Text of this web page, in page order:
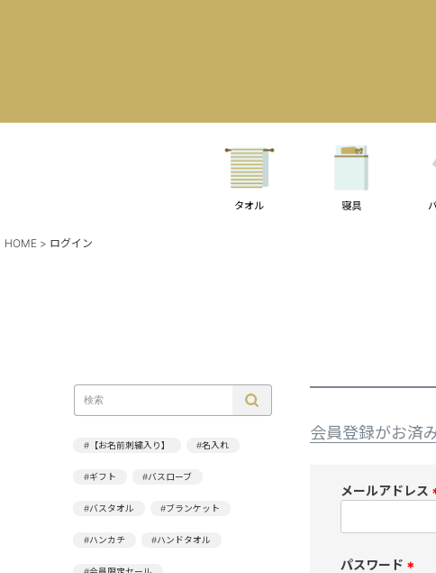
タオル 寝具
HOME ログイン
#【お名前刺繍入り】 #名入れ
#ギフト #バスローブ
#バスタオル #ブランケット
#ハンカチ #ハンドタオル
会員登録がお済
メールアドレス
パスワード